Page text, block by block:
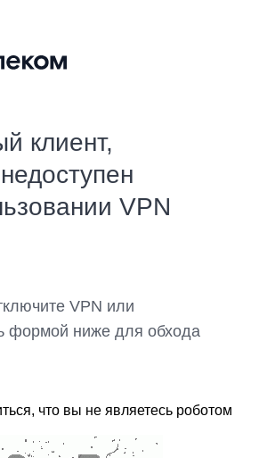
клиент,
VPN
VPN или
формой ниже для обхода
что вы не являетесь роботом